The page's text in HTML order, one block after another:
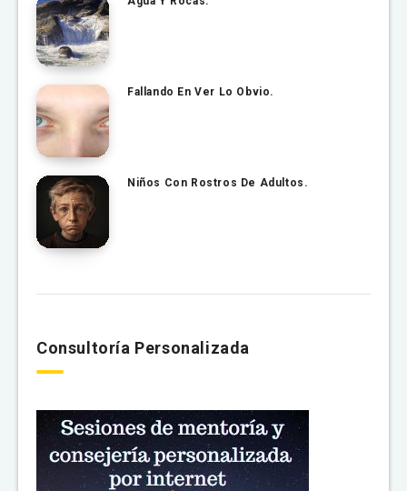
Fallando En Ver Lo Obvio.
Niños Con Rostros De Adultos.
Consultoría Personalizada